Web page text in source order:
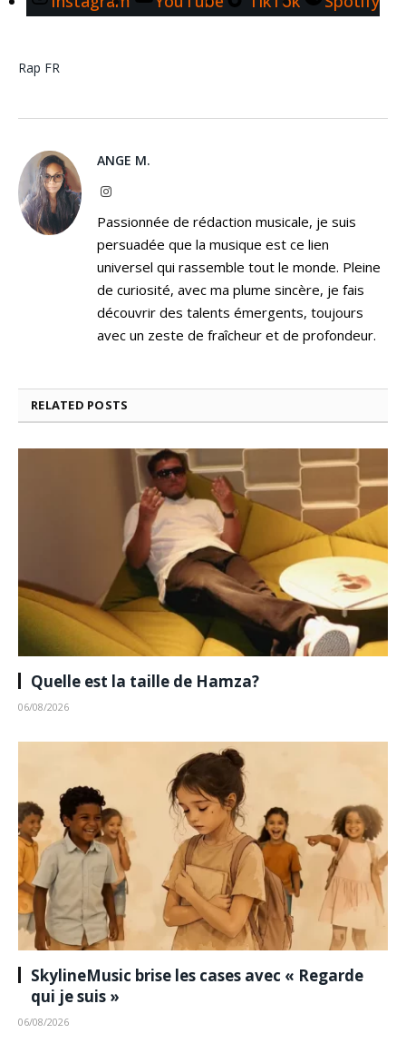
Rap FR
ANGE M.
Instagram
Passionnée de rédaction musicale, je suis
persuadée que la musique est ce lien
universel qui rassemble tout le monde. Pleine
de curiosité, avec ma plume sincère, je fais
découvrir des talents émergents, toujours
avec un zeste de fraîcheur et de profondeur.
RELATED POSTS
Quelle est la taille de Hamza?
06/08/2026
SkylineMusic brise les cases avec « Regarde
qui je suis »
06/08/2026